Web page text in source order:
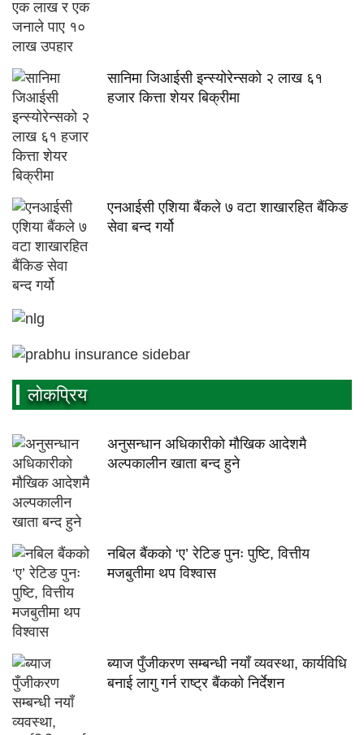
सानिमा जिआईसी इन्स्योरेन्सको २ लाख ६१
हजार कित्ता शेयर बिक्रीमा
एनआईसी एशिया बैंकले ७ वटा शाखारहित बैंकिङ
सेवा बन्द गर्यो
लाेकप्रिय
अनुसन्धान अधिकारीकाे माैखिक आदेशमै
अल्पकालीन खाता बन्द हुने
नबिल बैंकको ‘ए’ रेटिङ पुनः पुष्टि, वित्तीय
मजबुतीमा थप विश्वास
ब्याज पुँजीकरण सम्बन्धी नयाँ व्यवस्था, कार्यविधि
बनाई लागु गर्न राष्ट्र बैंकको निर्देशन